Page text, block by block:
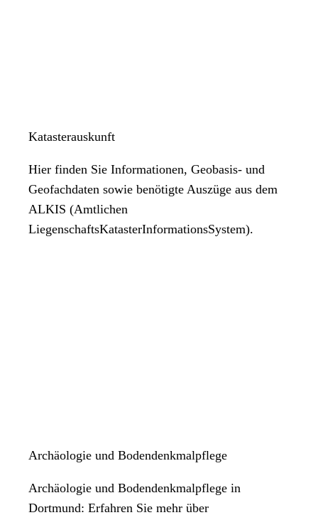
Katasterauskunft
Hier finden Sie Informationen, Geobasis- und
Geofachdaten sowie benötigte Auszüge aus dem
ALKIS (Amtlichen
LiegenschaftsKatasterInformationsSystem).
Archäologie und Bodendenkmalpflege
Archäologie und Bodendenkmalpflege in
Dortmund: Erfahren Sie mehr über